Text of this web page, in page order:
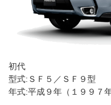
初代
型式:ＳＦ５／ＳＦ９型
年式:平成９年（１９９７